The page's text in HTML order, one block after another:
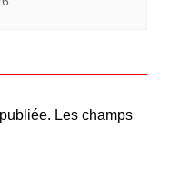
Les champs